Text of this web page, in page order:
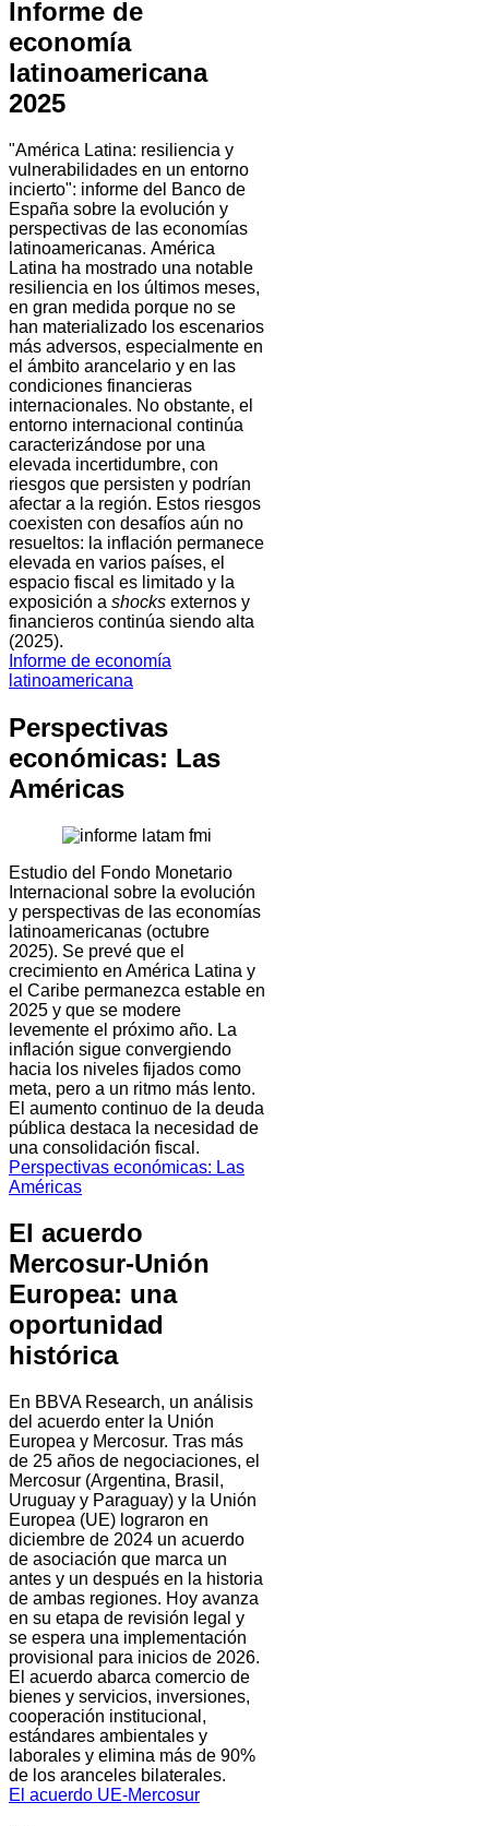
Informe de
economía
latinoamericana
2025
"América Latina: resiliencia y
vulnerabilidades en un entorno
incierto": informe del Banco de
España sobre la evolución y
perspectivas de las economías
latinoamericanas. América
Latina ha mostrado una notable
resiliencia en los últimos meses,
en gran medida porque no se
han materializado los escenarios
más adversos, especialmente en
el ámbito arancelario y en las
condiciones financieras
internacionales. No obstante, el
entorno internacional continúa
caracterizándose por una
elevada incertidumbre, con
riesgos que persisten y podrían
afectar a la región. Estos riesgos
coexisten con desafíos aún no
resueltos: la inflación permanece
elevada en varios países, el
espacio fiscal es limitado y la
exposición a shocks externos y
financieros continúa siendo alta
(2025).
Informe de economía
latinoamericana
Perspectivas
económicas: Las
Américas
Estudio del Fondo Monetario
Internacional sobre la evolución
y perspectivas de las economías
latinoamericanas (octubre
2025). Se prevé que el
crecimiento en América Latina y
el Caribe permanezca estable en
2025 y que se modere
levemente el próximo año. La
inflación sigue convergiendo
hacia los niveles fijados como
meta, pero a un ritmo más lento.
El aumento continuo de la deuda
pública destaca la necesidad de
una consolidación fiscal.
Perspectivas económicas: Las
Américas
El acuerdo
Mercosur-Unión
Europea: una
oportunidad
histórica
En BBVA Research, un análisis
del acuerdo enter la Unión
Europea y Mercosur. Tras más
de 25 años de negociaciones, el
Mercosur (Argentina, Brasil,
Uruguay y Paraguay) y la Unión
Europea (UE) lograron en
diciembre de 2024 un acuerdo
de asociación que marca un
antes y un después en la historia
de ambas regiones. Hoy avanza
en su etapa de revisión legal y
se espera una implementación
provisional para inicios de 2026.
El acuerdo abarca comercio de
bienes y servicios, inversiones,
cooperación institucional,
estándares ambientales y
laborales y elimina más de 90%
de los aranceles bilaterales.
El acuerdo UE-Mercosur